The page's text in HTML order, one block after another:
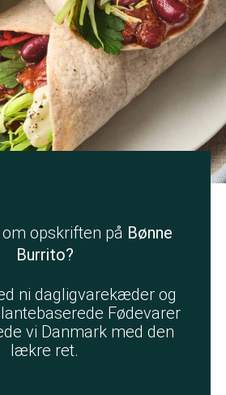
opskriften på Bønne
Burrito?
ni dagligvarekæder og
Fødevarer
vi Danmark med den
lækre ret.